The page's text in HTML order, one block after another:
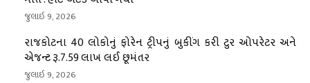
જુલાઇ 9, 2026
રાજકોટના 40 લોકોનું ફોરેન ટ્રીપનું બુકીંગ કરી ટુર ઓપરેટર અને
એજન્ટ રૂ.7.59 લાખ લઈ છૂમંતર
જુલાઇ 9, 2026